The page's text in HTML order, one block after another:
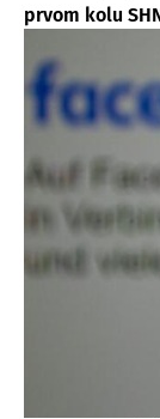
prvom kolu